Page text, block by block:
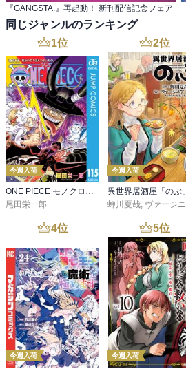
『GANGSTA.』再起動！ 新刊配信記念フェア
同じジャンルのランキング
1位
今週入荷
ONE PIECE モノクロ版 115
尾田栄一郎
2位
今週入荷
蝉川夏哉, ヴァージニア二等兵
4位
今週入荷
5位
今週入荷